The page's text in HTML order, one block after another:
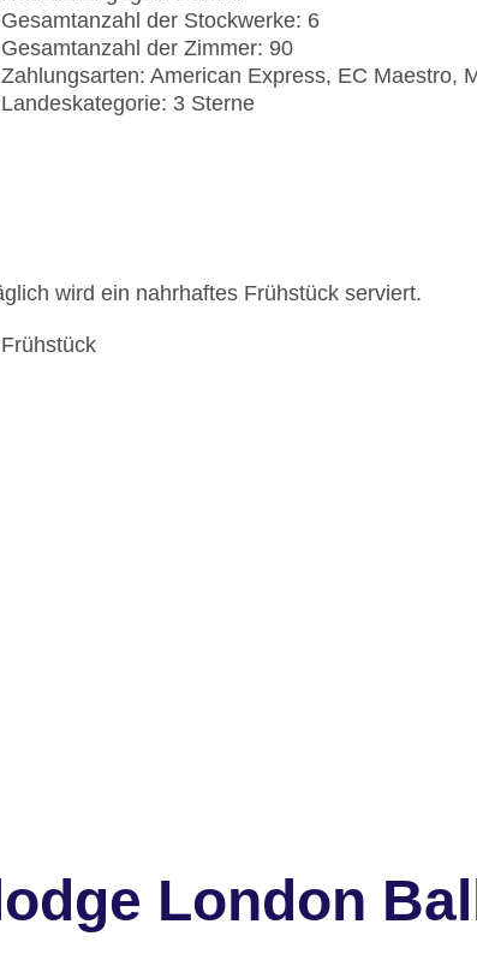
Gesamtanzahl der Stockwerke: 6
Gesamtanzahl der Zimmer: 90
Zahlungsarten: American Express, EC Maestro,
Landeskategorie: 3 Sterne
wird ein nahrhaftes Frühstück serviert.
Frühstück
London